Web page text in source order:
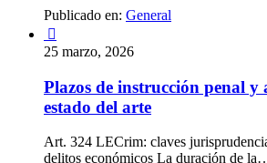
Publicado en: General

25 marzo, 2026
Plazos de instrucción penal
estado del arte
Art. 324 LECrim: claves
delitos económicos La duración de